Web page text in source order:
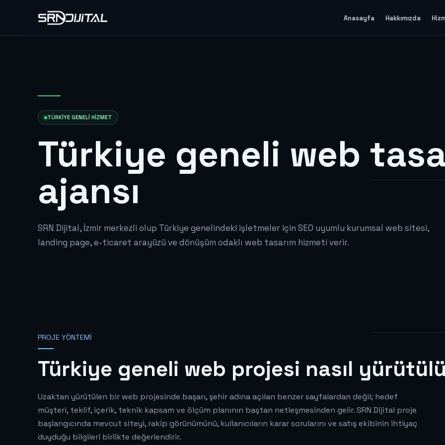
Anasayfa Hakkımızda
TÜRKIYE GENELI HIZMET
Türkiye geneli web
ajansı
SRN Dijital, İzmir merkezli olup Türkiye genelindeki işletmeler için SEO uyumlu kurumsal web sitesi,
landing page, e-ticaret arayüzü ve dönüşüm odaklı web tasarım hizmeti verir.
PROJE YÖNTEMI
Türkiye geneli web projesi nasıl
Uzaktan yürütülen bir web projesinde başarı, şehir adına açılan benzer sayfalardan değil; hedef
müşteri, teklif, içerik, teknik kapsam ve ölçüm planının baştan netleşmesinden gelir. SRN Dijital proje
başlangıcında mevcut siteyi, rakip görünümünü, kullanıcıların karar sorularını ve satış ekibinin ihtiyaç
duyduğu bilgileri birlikte değerlendirir.